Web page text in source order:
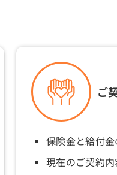
ご
保険金と給付
現在のご契約